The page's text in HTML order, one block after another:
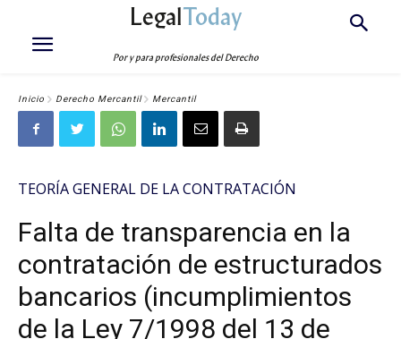
LegalToday
Por y para profesionales del Derecho
Inicio Derecho Mercantil Mercantil
TEORÍA GENERAL DE LA CONTRATACIÓN
Falta de transparencia en la
contratación de estructurados
bancarios (incumplimientos
de la Ley 7/1998 del 13 de